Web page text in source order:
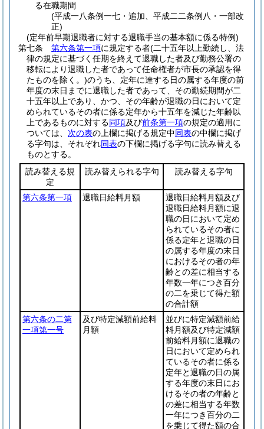
る在職期間
(平成一八条例一七・追加、平成二二条例八・一部改
正)
(定年前早期退職者に対する退職手当の基本額に係る特例)
第七条
第六条第一項に規定する者(二十五年以上勤続し、法
律の規定に基づく任期を終えて退職した者及び勤務公署の
移転により退職した者であって任命権者が市長の承認を得
たものを除く。)のうち、定年に達する日の属する年度の前
年度の末日までに退職した者であって、その勤続期間が二
十五年以上であり、かつ、その年齢が退職の日において定
められているその者に係る定年から十五年を減じた年齢以
上であるものに対する同項及び前条第一項の規定の適用に
ついては、 次の表の上欄に掲げる規定中同表の中欄に掲げ
る字句は、それぞれ同表の下欄に掲げる字句に読み替える
ものとする。
読み替える規
定
読み替えられる字句 読み替える字句
第六条第一項 退職日給料月額
退職日給料月額及び
退職日給料月額に退
職の日において定め
られているその者に
係る定年と退職の日
の属する年度の末日
におけるその者の年
齢との差に相当する
年数一年につき百分
の二を乗じて得た額
の合計額
第六条の二第
一項第一号
及び特定減額前給料
月額
並びに特定減額前給
料月額及び特定減額
前給料月額に退職の
日において定められ
ているその者に係る
定年と退職の日の属
する年度の末日にお
けるその者の年齢と
の差に相当する年数
一年につき百分の二
を乗じて得た額の合